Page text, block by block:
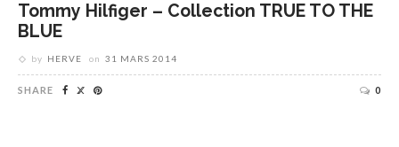
Tommy Hilfiger – Collection TRUE TO THE
BLUE
by HERVE on 31 MARS 2014
SHARE 0